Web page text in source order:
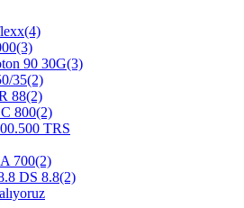
90 30G(3)
35(2)
88(2)
C 800(2)
TRS
700(2)
DS 8.8(2)